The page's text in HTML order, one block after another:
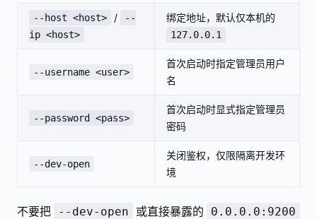
--host <host> /
--
ip <host>
绑定地址，默认仅本机的
127.0.0.1
--username <user>
首次启动时指定管理员用户
名
--password <pass>
首次启动时显式指定管理员
密码
--dev-open
关闭鉴权，仅限隔离开发环
境
不要把 --dev-open 或直接暴露的 0.0.0.0:9200